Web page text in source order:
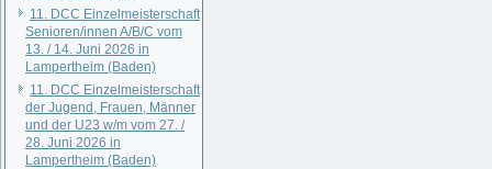
11. DCC Einzelmeisterschaft
Senioren/innen A/B/C vom
13. / 14. Juni 2026 in
Lampertheim (Baden)
11. DCC Einzelmeisterschaft
der Jugend, Frauen, Männer
und der U23 w/m vom 27. /
28. Juni 2026 in
Lampertheim (Baden)